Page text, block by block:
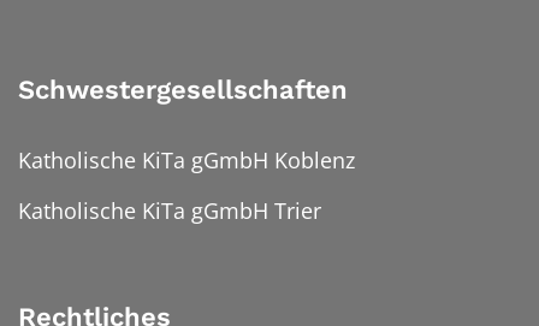
Schwestergesellschaften
Katholische KiTa gGmbH Koblenz
Katholische KiTa gGmbH Trier
Rechtliches